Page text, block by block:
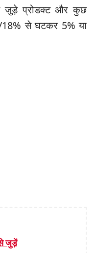
जुड़े प्रोडक्ट और कुछ
18% से घटकर 5% या
जुड़ें